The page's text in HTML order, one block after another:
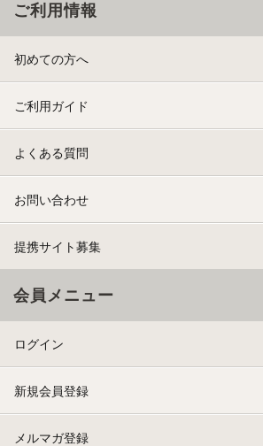
ご利用情報
初めての方へ
ご利用ガイド
よくある質問
お問い合わせ
提携サイト募集
会員メニュー
ログイン
新規会員登録
メルマガ登録